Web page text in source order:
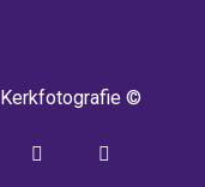
Kerkfotografie ©